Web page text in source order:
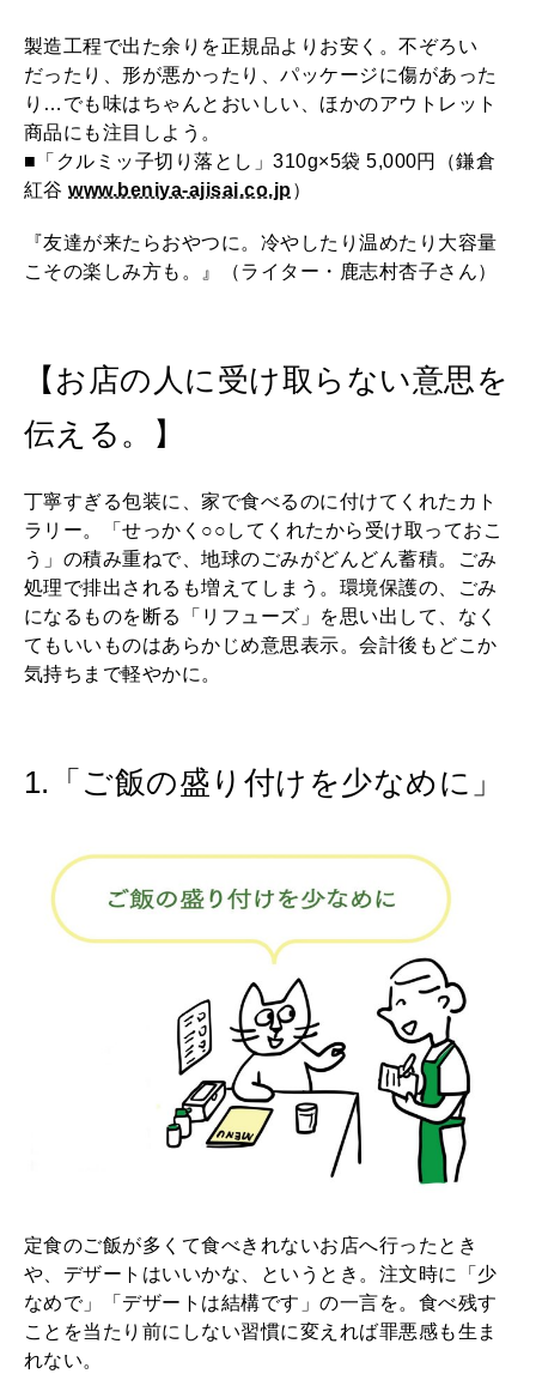
製造工程で出た余りを正規品よりお安く。不ぞろい
だったり、形が悪かったり、パッケージに傷があった
り…でも味はちゃんとおいしい、ほかのアウトレット
商品にも注目しよう。
■「クルミッ子切り落とし」310g×5袋 5,000円（鎌倉
紅谷www.beniya-ajisai.co.jp）
『友達が来たらおやつに。冷やしたり温めたり大容量
こその楽しみ方も。』（ライター・鹿志村杏子さん）
【お店の人に受け取らない意思を
伝える。】
丁寧すぎる包装に、家で食べるのに付けてくれたカト
ラリー。「せっかく○○してくれたから受け取っておこ
う」の積み重ねで、地球のごみがどんどん蓄積。ごみ
処理で排出されるも増えてしまう。環境保護の、ごみ
になるものを断る「リフューズ」を思い出して、なく
てもいいものはあらかじめ意思表示。会計後もどこか
気持ちまで軽やかに。
1.「ご飯の盛り付けを少なめに」
定食のご飯が多くて食べきれないお店へ行ったとき
や、デザートはいいかな、というとき。注文時に「少
なめで」「デザートは結構です」の一言を。食べ残す
ことを当たり前にしない習慣に変えれば罪悪感も生ま
れない。